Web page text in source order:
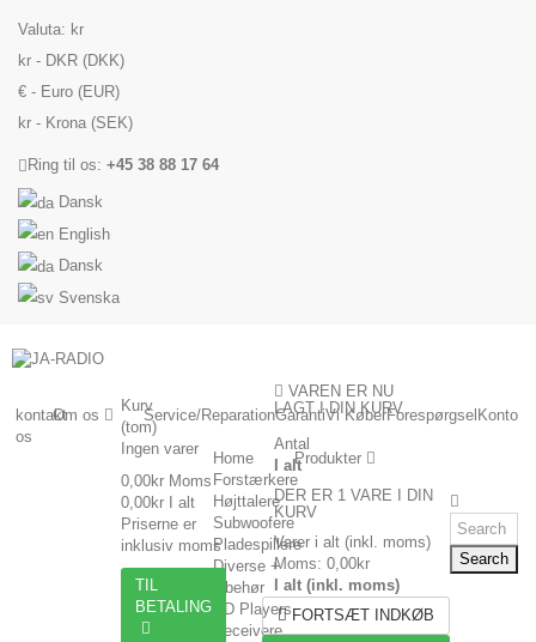
Valuta: kr
kr - DKR (DKK)
€ - Euro (EUR)
kr - Krona (SEK)
Ring til os: +45 38 88 17 64
Dansk
English
Dansk
Svenska
Konto
Forespørgsel
Vi Køber
Garanti
Service/Reparation
Om os
kontakt
os
Produkter
Home
Forstærkere
Højttalere
Subwoofere
Pladespillere
Diverse +
tilbehør
CD Players
Receivere
Kurv
(tom)
Ingen varer
0,00kr Moms
0,00kr
I alt
Priserne er
inklusiv moms
TIL
BETALING
VAREN ER NU
LAGT I DIN KURV
Antal
I alt
DER ER 1 VARE I DIN
KURV
Varer i alt (inkl. moms)
Moms: 0,00kr
I alt (inkl. moms)
FORTSÆT INDKØB
Search